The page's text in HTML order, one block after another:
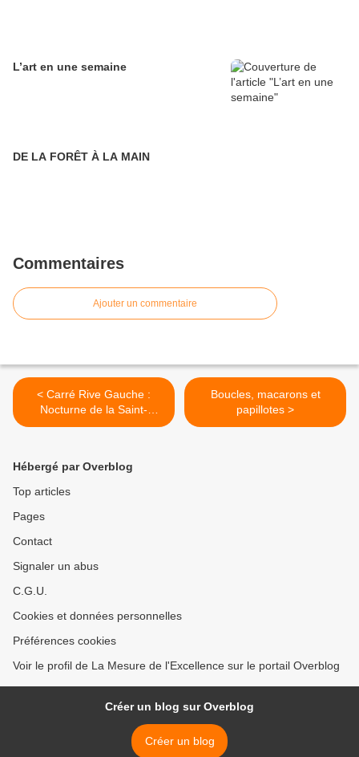
L’art en une semaine
DE LA FORÊT À LA MAIN
Commentaires
Ajouter un commentaire
< Carré Rive Gauche :
Nocturne de la Saint-
Nicolas.
Boucles, macarons et
papillotes >
Hébergé par Overblog
Top articles
Pages
Contact
Signaler un abus
C.G.U.
Cookies et données personnelles
Préférences cookies
Voir le profil de La Mesure de l'Excellence sur le portail Overblog
Créer un blog sur Overblog
Créer un blog